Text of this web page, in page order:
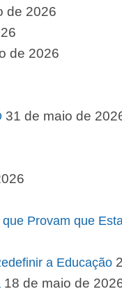
de 2026
de 2026
31 de maio de
Provam que
a Educação
18 de maio de